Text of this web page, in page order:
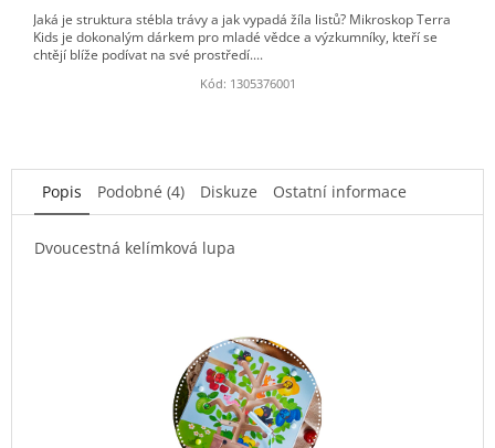
Jaká je struktura stébla trávy a jak vypadá žíla listů? Mikroskop Terra
Kids je dokonalým dárkem pro mladé vědce a výzkumníky, kteří se
chtějí blíže podívat na své prostředí....
Kód: 1305376001
Popis Podobné (4) Diskuze Ostatní informace
Dvoucestná kelímková lupa